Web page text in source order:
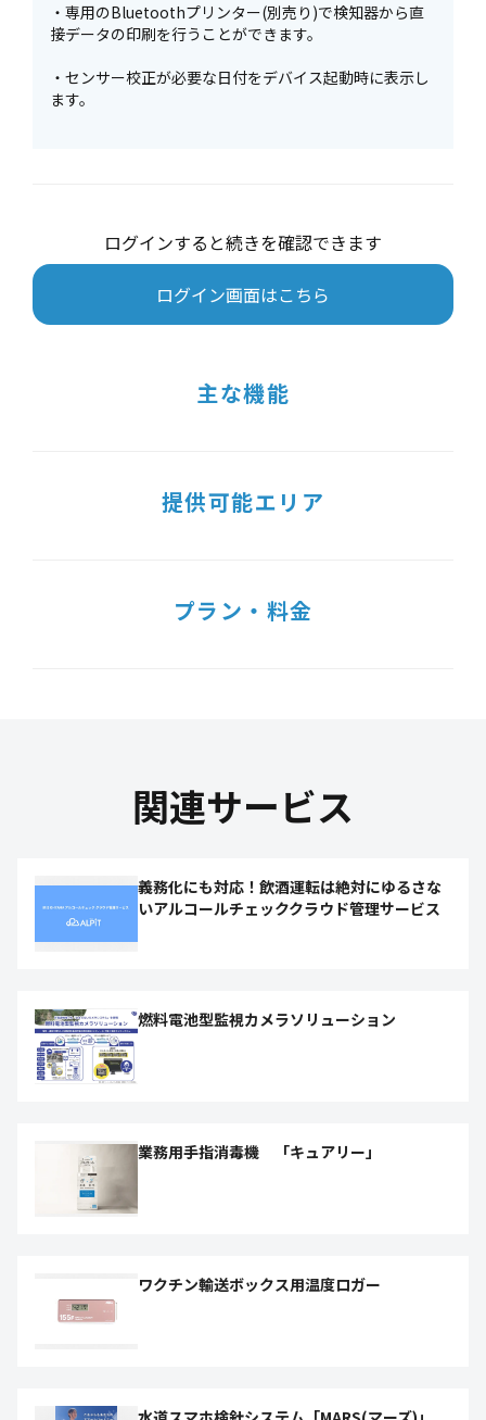
・専用のBluetoothプリンター(別売り)で検知器から直
接データの印刷を行うことができます。
・センサー校正が必要な日付をデバイス起動時に表示し
ます。
ログインすると続きを確認できます
ログイン画面はこちら
主な機能
提供可能エリア
プラン・料金
関連サービス
義務化にも対応！飲酒運転は絶対にゆるさな
いアルコールチェッククラウド管理サービス
燃料電池型監視カメラソリューション
業務用手指消毒機 「キュアリー」
ワクチン輸送ボックス用温度ロガー